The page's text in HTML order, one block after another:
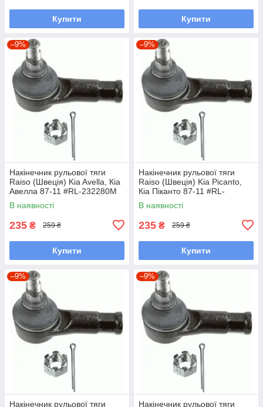
Купити Купити
–9%
Накінечник рульової тяги
Raiso (Швеція) Kia Avella, Кіа
Авелла 87-11 #RL-232280M
UAOBSGK7
В наявності
235 ₴ 259 ₴
Купити
–9%
Накінечник рульової тяги
Raiso (Швеція) Kia Picanto,
Кіа Піканто 87-11 #RL-
232280M UAOBSGK7
В наявності
235 ₴ 259 ₴
Купити
–9%
Накінечник рульової тяги
–9%
Накінечник рульової тяги